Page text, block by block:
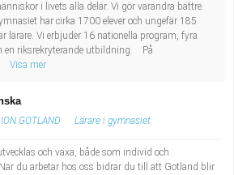
i livets alla delar. Vi gör varandra bättre.
har cirka 1700 elever och ungefär 185
lärare. Vi erbjuder 16 nationella program, fyra
en riksrekryterande utbildning. På
Visa mer
GOTLAND Lärare i gymnasiet
och växa, både som individ och
du arbetar hos oss bidrar du till att Gotland blir